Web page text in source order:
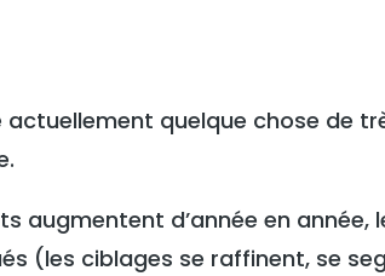
actuellement quelque chose de
augmentent d’année en année,
(les ciblages se raffinent, se